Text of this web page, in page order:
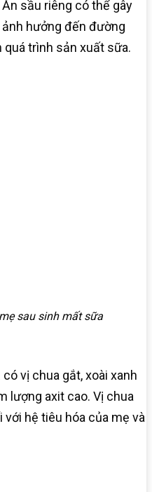
sầu riêng có thể gây
hưởng đến đường
quá trình sản xuất sữa.
sau sinh mất sữa
vị chua gắt, xoài xanh
lượng axit cao. Vị chua
hệ tiêu hóa của mẹ và